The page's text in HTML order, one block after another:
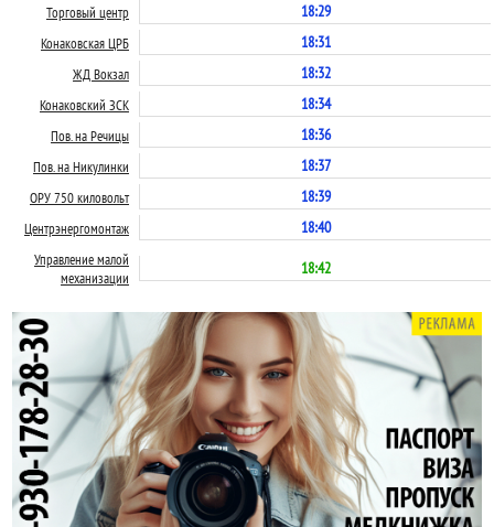
Торговый центр 18:29
Конаковская ЦРБ 18:31
ЖД Вокзал 18:32
Конаковский ЗСК 18:34
Пов. на Речицы 18:36
Пов. на Никулинки 18:37
ОРУ 750 киловольт 18:39
Центрэнергомонтаж 18:40
Управление малой
механизации
18:42